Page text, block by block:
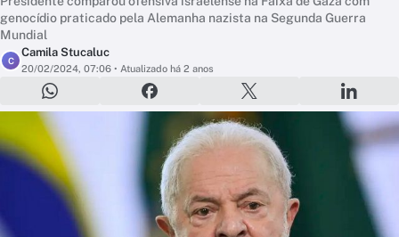
genocídio praticado pela Alemanha nazista na Segunda Guerra
Mundial
C
Camila Stucaluc
20/02/2024, 07:06 • Atualizado há 2 anos